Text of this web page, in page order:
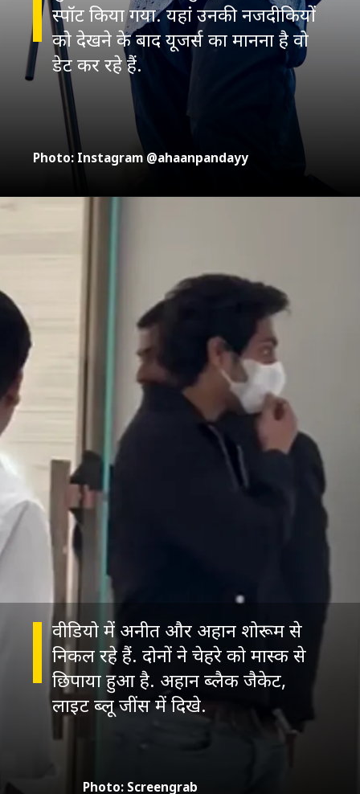
स्पॉट किया गया. यहां उनकी नजदीकियों
को देखने के बाद यूजर्स का मानना है वो
डेट कर रहे हैं.
Photo: Instagram @ahaanpandayy
वीडियो में अनीत और अहान शोरूम से
निकल रहे हैं. दोनों ने चेहरे को मास्क से
छिपाया हुआ है. अहान ब्लैक जैकेट,
Photo: Screengrab